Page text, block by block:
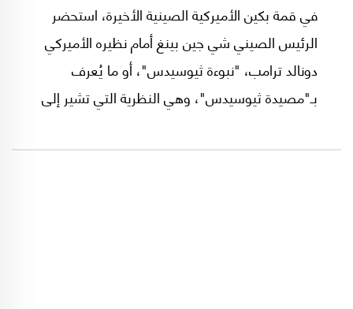
في قمة بكين الأميركية الصينية الأخيرة، استحضر
الرئيس الصيني شي جين بينغ أمام نظيره الأميركي
دونالد ترامب، "نبوءة ثيوسيدس"، أو ما يُعرف
بـ"مصيدة ثيوسيدس"، وهي النظرية التي تشير إلى
نتيجة التنافس بينهما. وقد استشهد شي بالحرب